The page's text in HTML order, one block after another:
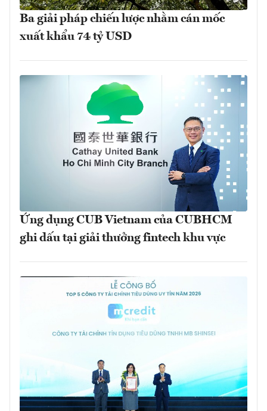
Ba giải pháp chiến lược nhằm cán mốc
xuất khẩu 74 tỷ USD
Ứng dụng CUB Vietnam của CUBHCM
ghi dấu tại giải thưởng fintech khu vực